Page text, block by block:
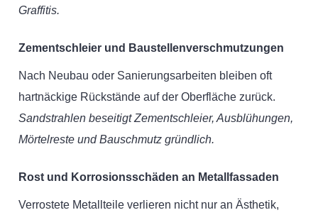
Graffitis.
Zementschleier und Baustellenverschmutzungen
Nach Neubau oder Sanierungsarbeiten bleiben oft
hartnäckige Rückstände auf der Oberfläche zurück.
Sandstrahlen beseitigt Zementschleier, Ausblühungen,
Mörtelreste und Bauschmutz gründlich.
Rost und Korrosionsschäden an Metallfassaden
Verrostete Metallteile verlieren nicht nur an Ästhetik,